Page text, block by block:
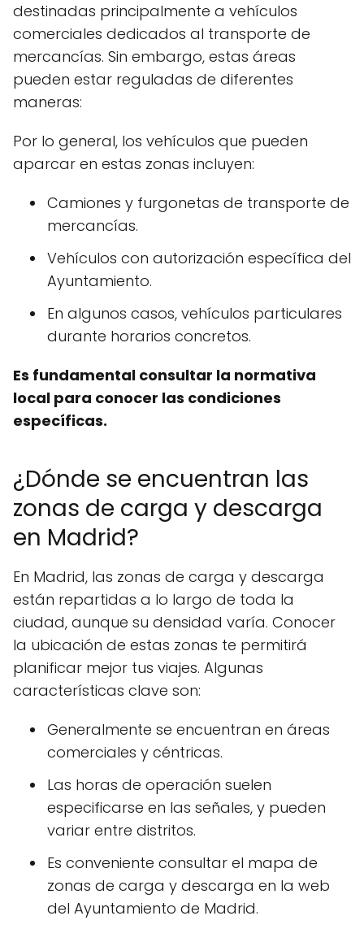
destinadas principalmente a vehículos
comerciales dedicados al transporte de
mercancías. Sin embargo, estas áreas
pueden estar reguladas de diferentes
maneras:
Por lo general, los vehículos que pueden
aparcar en estas zonas incluyen:
Camiones y furgonetas de transporte de
mercancías.
Vehículos con autorización específica del
Ayuntamiento.
En algunos casos, vehículos particulares
durante horarios concretos.
Es fundamental consultar la normativa
local para conocer las condiciones
específicas.
¿Dónde se encuentran las
zonas de carga y descarga
en Madrid?
En Madrid, las zonas de carga y descarga
están repartidas a lo largo de toda la
ciudad, aunque su densidad varía. Conocer
la ubicación de estas zonas te permitirá
planificar mejor tus viajes. Algunas
características clave son:
Generalmente se encuentran en áreas
comerciales y céntricas.
Las horas de operación suelen
especificarse en las señales, y pueden
variar entre distritos.
Es conveniente consultar el mapa de
zonas de carga y descarga en la web
del Ayuntamiento de Madrid.